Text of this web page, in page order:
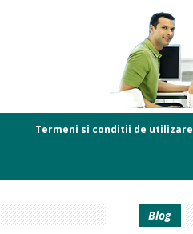
Termeni si conditii de utilizare
Blog